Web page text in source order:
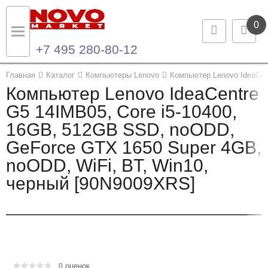
0
+7 495 280-80-12
Главная Каталог Компьютеры Lenovo Компьютер Lenovo
Компьютер Lenovo IdeaCentre
G5 14IMB05, Core i5-10400,
16GB, 512GB SSD, noODD,
GeForce GTX 1650 Super 4GB,
noODD, WiFi, BT, Win10,
черный [90N9009XRS]
0 оценок
Назад
Каталог продукции
Ноутбуки и ультрабуки
Компьютеры
Моноблоки
Назад
Контакты
Контактная информация